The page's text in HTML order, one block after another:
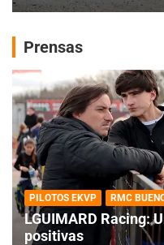
Prensas
PILOTOS EKVP RMC
LGUIMARD Racing:
positivas